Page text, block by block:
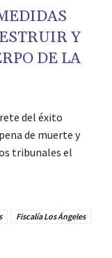
Y
DE LA
del éxito
de muerte y
tribunales el
Fiscalía Los Ángeles